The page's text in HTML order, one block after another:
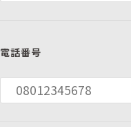
電話番号